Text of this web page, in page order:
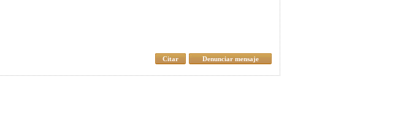
Denunciar mensaje
Citar